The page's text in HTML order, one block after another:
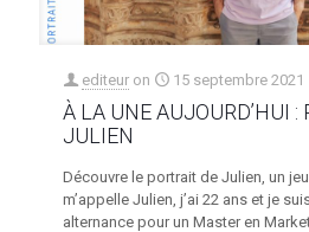
editeur on 15 septembre 2021
À LA UNE AUJOURD’HUI :
JULIEN
Découvre le portrait de Julien, un
m’appelle Julien, j’ai 22 ans et je
alternance pour un Master en